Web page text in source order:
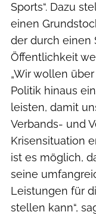
Sports“. Dazu
einen
der durch einen
Öffentlichkeit
„Wir wollen
Politik hinaus
leisten, damit
Verbands- und
Krisensituation
ist es möglich,
seine
Leistungen für
stellen kann“,